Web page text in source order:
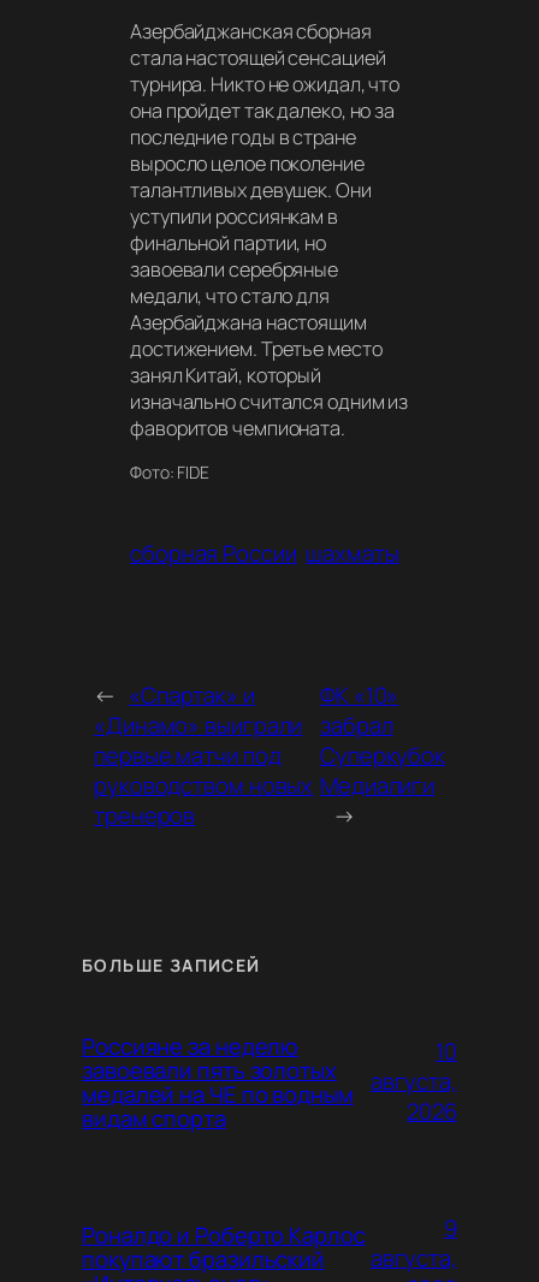
Азербайджанская сборная
стала настоящей сенсацией
турнира. Никто не ожидал, что
она пройдет так далеко, но за
последние годы в стране
выросло целое поколение
талантливых девушек. Они
уступили россиянкам в
финальной партии, но
завоевали серебряные
медали, что стало для
Азербайджана настоящим
достижением. Третье место
занял Китай, который
изначально считался одним из
фаворитов чемпионата.
Фото: FIDE
сборная России шахматы
← «Спартак» и
«Динамо» выиграли
первые матчи под
руководством новых
тренеров
ФК «10»
забрал
Суперкубок
Медиалиги
→
БОЛЬШЕ ЗАПИСЕЙ
Россияне за неделю
завоевали пять золотых
медалей на ЧЕ по водным
видам спорта
10
августа,
2026
Роналдо и Роберто Карлос
покупают бразильский
9
августа,